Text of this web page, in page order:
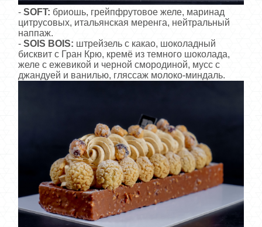
- SOFT: бриошь, грейпфрутовое желе, маринад
цитрусовых, итальянская меренга, нейтральный
наппаж.
- SOIS BOIS: штрейзель с какао, шоколадный
бисквит с Гран Крю, кремё из темного шоколада,
желе с ежевикой и черной смородиной, мусс с
джандуей и ванилью, гляссаж молоко-миндаль.